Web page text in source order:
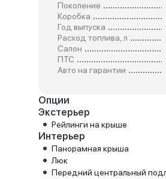
Поколение
Коробка
Год выпуска
Расход топлива, л
Салон
ПТС
Авто на гарантии
Опции
Экстерьер
Рейлинги на крыше
Интерьер
Панорамная крыша
Люк
Передний центральный